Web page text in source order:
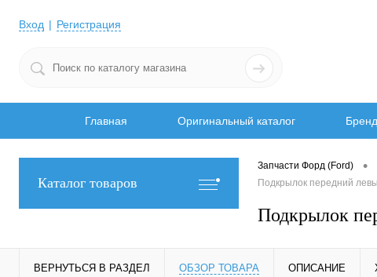
Вход Регистрация
Главная Оригинальный каталог
Каталог товаров
Запчасти Форд (Ford) •
Подкрылок передний
Подкрылок
ВЕРНУТЬСЯ В РАЗДЕЛ ОБЗОР ТОВАРА ОПИСАНИЕ